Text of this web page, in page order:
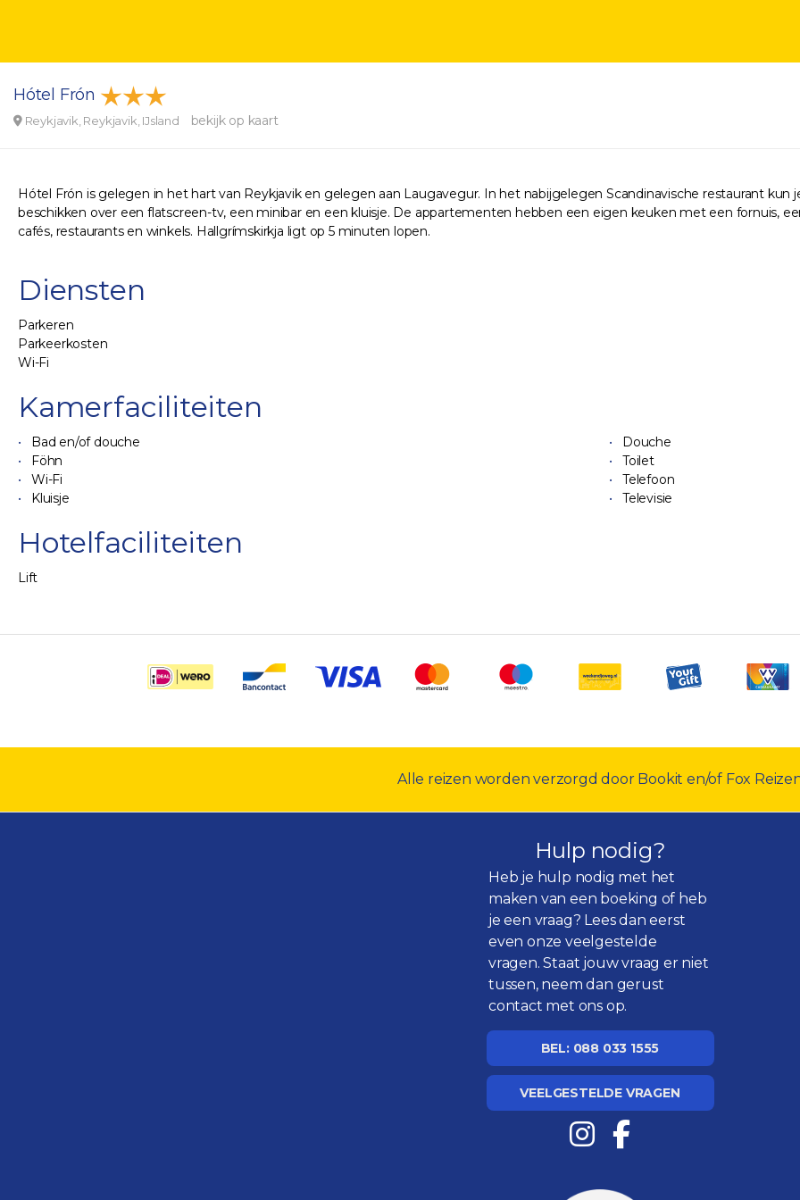
Hótel Frón
Reykjavik, Reykjavik, IJsland bekijk op kaart
Hótel Frón is gelegen in het hart van Reykjavik en gelegen aan Laugavegur. In het nabijgelegen Scandinavische restaurant
beschikken over een flatscreen-tv, een minibar en een kluisje. De appartementen hebben een eigen keuken met een fornuis,
cafés, restaurants en winkels. Hallgrímskirkja ligt op 5 minuten lopen.
Diensten
Parkeren
Parkeerkosten
Wi-Fi
Kamerfaciliteiten
Bad en/of douche
Douche
Föhn
Toilet
Wi-Fi
Telefoon
Kluisje
Televisie
Hotelfaciliteiten
Lift
Alle reizen worden verzorgd door Bookit en/of Fox
Hulp nodig?
Heb je hulp nodig met het
maken van een boeking of heb
je een vraag? Lees dan eerst
even onzeveelgestelde
vragen. Staat jouw vraag er niet
tussen, neem dan gerust
contact met ons op.
BEL: 088 033 1555
VEELGESTELDE VRAGEN